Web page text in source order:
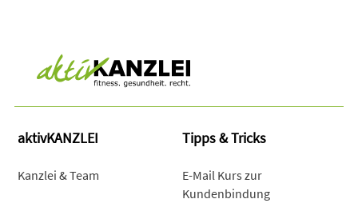
aktivKANZLEI
Kanzlei & Team
Tipps & Tricks
E-Mail Kurs zur
Kundenbindung